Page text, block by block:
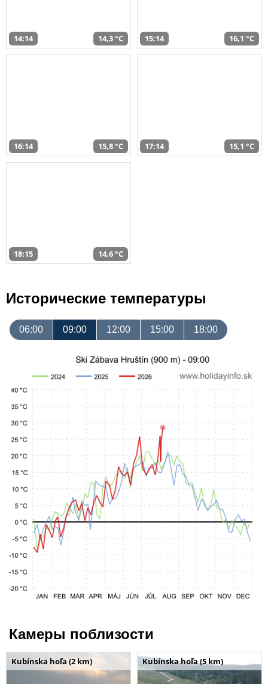
14:14 14,3 °C 15:14 16,1 °C
16:14 15,8 °C 17:14 15,1 °C
18:15 14,6 °C
Исторические температуры
06:00 09:00 12:00 15:00 18:00
Камеры поблизости
Kubínska hoľa (2 km) Kubínska hoľa (5 km)